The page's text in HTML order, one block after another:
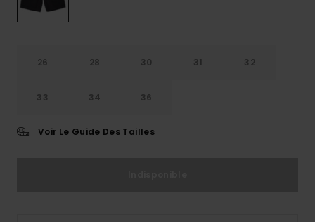
26 28 30 31 32
33 34 36
Voir Le Guide Des Tailles